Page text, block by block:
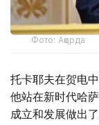
Фото: Ақорда
托卡耶夫在贺电
他站在新时代哈
成立和发展做出了